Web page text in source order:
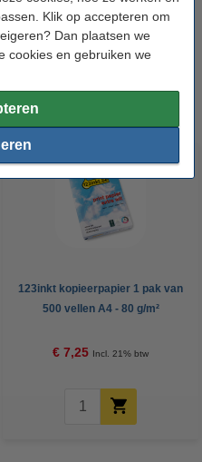
Klik op accepteren om
Dan plaatsen we
cookies en gebruiken we
originele tape te nemen.
123inkt kopieerpapier 1 pak van
500 vellen A4 - 80 g/m²
€ 7,25 Incl. 21% btw